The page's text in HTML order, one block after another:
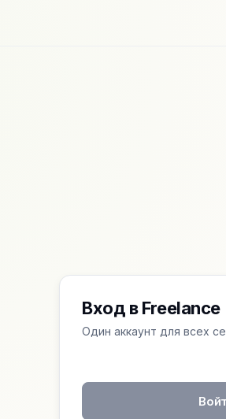
Вход в Freelance
Один аккаунт для всех